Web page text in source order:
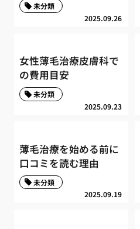
2025.09.26
未分類
女性薄毛治療皮膚科で
の費用目安
2025.09.23
未分類
薄毛治療を始める前に
口コミを読む理由
2025.09.19
未分類